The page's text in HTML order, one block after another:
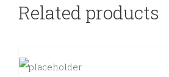
Related products